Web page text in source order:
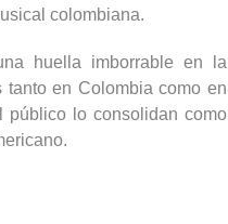
colombiana.
huella imborrable en la
tanto en Colombia como en
público lo consolidan como